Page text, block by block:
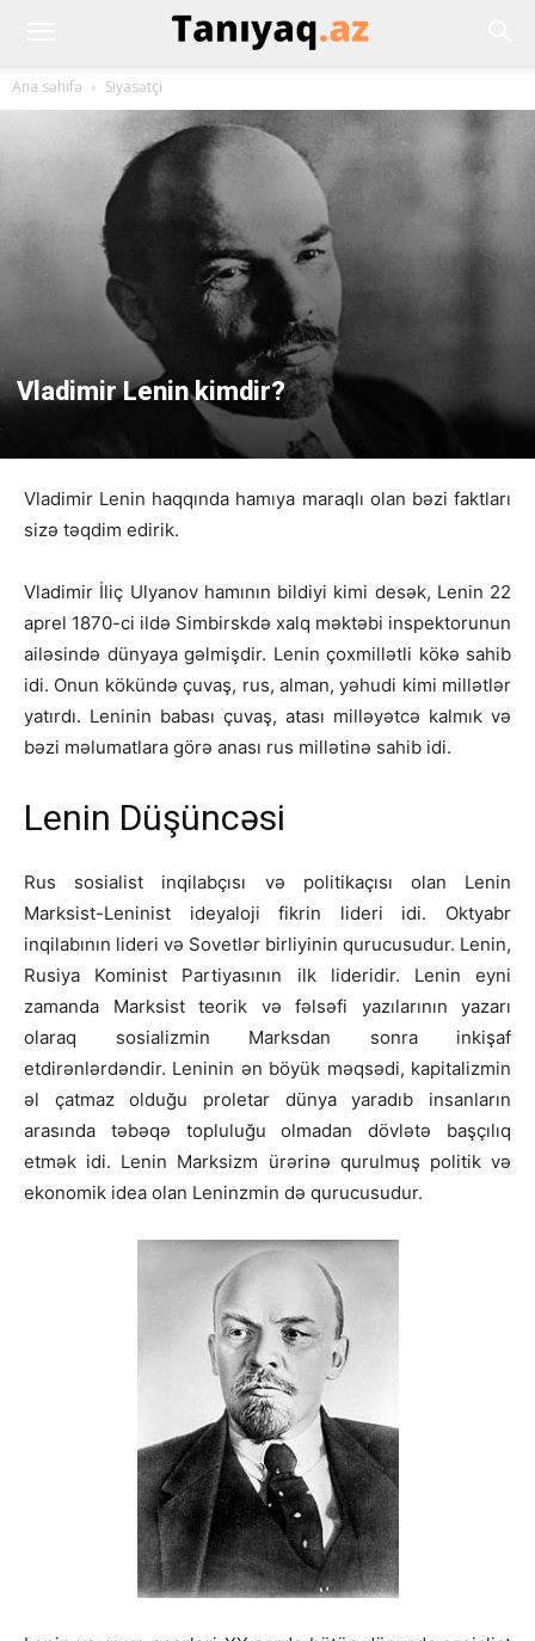
Ana səhifə Siyasətçi
Vladimir Lenin kimdir?
Vladimir Lenin haqqında hamıya maraqlı olan bəzi faktları
sizə təqdim edirik.
Vladimir İliç Ulyanov hamının bildiyi kimi desək, Lenin 22
aprel 1870-ci ildə Simbirskdə xalq məktəbi inspektorunun
ailəsində dünyaya gəlmişdir. Lenin çoxmillətli kökə sahib
idi. Onun kökündə çuvaş, rus, alman, yəhudi kimi millətlər
yatırdı. Leninin babası çuvaş, atası milləyətcə kalmık və
bəzi məlumatlara görə anası rus millətinə sahib idi.
Lenin Düşüncəsi
Rus sosialist inqilabçısı və politikaçısı olan Lenin
Marksist-Leninist ideyaloji fikrin lideri idi. Oktyabr
inqilabının lideri və Sovetlər birliyinin qurucusudur. Lenin,
Rusiya Kominist Partiyasının ilk lideridir. Lenin eyni
zamanda Marksist teorik və fəlsəfi yazılarının yazarı
olaraq sosializmin Marksdan sonra inkişaf
etdirənlərdəndir. Leninin ən böyük məqsədi, kapitalizmin
əl çatmaz olduğu proletar dünya yaradıb insanların
arasında təbəqə topluluğu olmadan dövlətə başçılıq
etmək idi. Lenin Marksizm ürərinə qurulmuş politik və
ekonomik idea olan Leninzmin də qurucusudur.